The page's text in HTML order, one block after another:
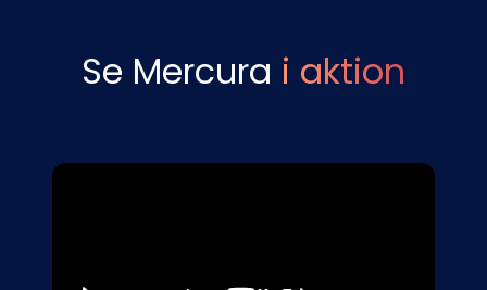
Se Mercura i aktion